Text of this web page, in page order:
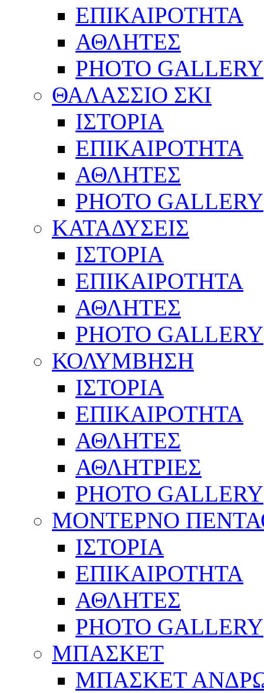
ΕΠΙΚΑΙΡΟΤΗΤΑ
ΑΘΛΗΤΕΣ
PHOTO GALLERY
ΘΑΛΑΣΣΙΟ ΣΚΙ
ΙΣΤΟΡΙΑ
ΕΠΙΚΑΙΡΟΤΗΤΑ
ΑΘΛΗΤΕΣ
PHOTO GALLERY
ΚΑΤΑΔΥΣΕΙΣ
ΙΣΤΟΡΙΑ
ΕΠΙΚΑΙΡΟΤΗΤΑ
ΑΘΛΗΤΕΣ
PHOTO GALLERY
ΚΟΛΥΜΒΗΣΗ
ΙΣΤΟΡΙΑ
ΕΠΙΚΑΙΡΟΤΗΤΑ
ΑΘΛΗΤΕΣ
ΑΘΛΗΤΡΙΕΣ
PHOTO GALLERY
ΜΟΝΤΕΡΝΟ
ΙΣΤΟΡΙΑ
ΕΠΙΚΑΙΡΟΤΗΤΑ
ΑΘΛΗΤΕΣ
PHOTO GALLERY
ΜΠΑΣΚΕΤ
ΜΠΑΣΚΕΤ